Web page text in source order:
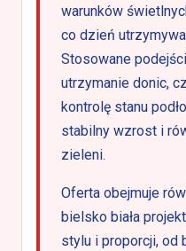
warunków
co dzień
Stosowane
utrzymanie donic,
kontrolę stanu
stabilny wzrost i
zieleni.
Oferta obejmuje
bielsko biała
stylu i proporcji, od